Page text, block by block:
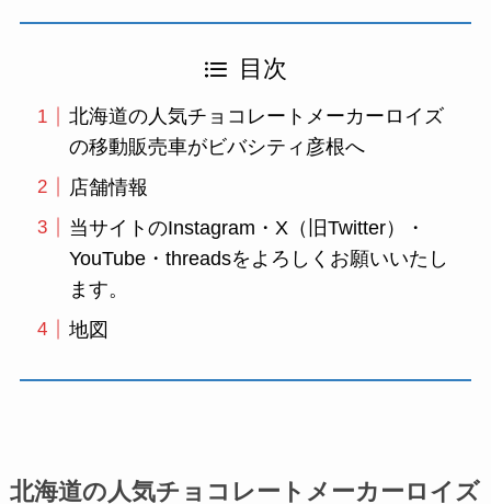
目次
北海道の人気チョコレートメーカーロイズ
の移動販売車がビバシティ彦根へ
店舗情報
当サイトのInstagram・X（旧Twitter）・
YouTube・threadsをよろしくお願いいたし
ます。
地図
北海道の人気チョコレートメーカーロイズ